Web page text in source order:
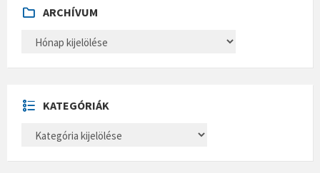
ARCHÍVUM
H
U
M
KATEGÓRIÁK
E